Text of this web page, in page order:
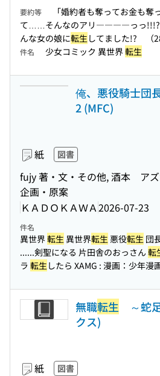
要約等
「婚約者も奪ってお金も奪
て……そんなのアリ――――っっ!!!?
んな女の娘に転生してました!? （
件名 少女コミック 異世界転生
俺、悪役騎士団
2 (MFC)
紙 図書
fujy 著・文・その他, 酒本 ア
企画・原案
ＫＡＤＯＫＡＷＡ2026-07-23
件名
異世界転生異世界転生悪役転生 団
......剣聖になる 片田舎のおっさん 転
ラ 転生したら XAMG : 漫画：少年漫
無職転生 ～蛇
クス)
紙 図書